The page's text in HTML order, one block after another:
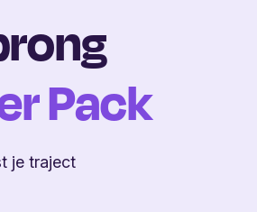
Pack
je traject